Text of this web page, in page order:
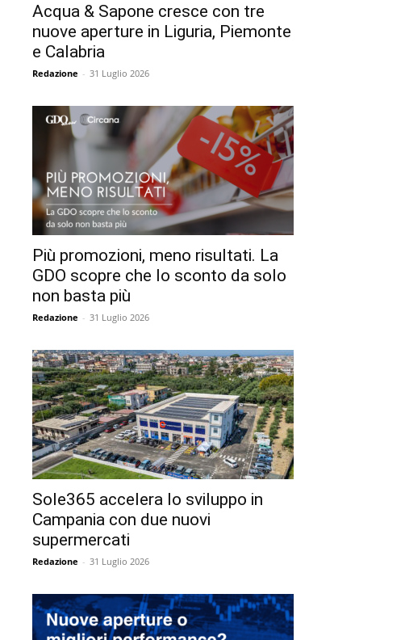
Acqua & Sapone cresce con tre
nuove aperture in Liguria, Piemonte
e Calabria
Redazione - 31 Luglio 2026
Più promozioni, meno risultati. La
GDO scopre che lo sconto da solo
non basta più
Redazione - 31 Luglio 2026
Sole365 accelera lo sviluppo in
Campania con due nuovi
supermercati
Redazione - 31 Luglio 2026